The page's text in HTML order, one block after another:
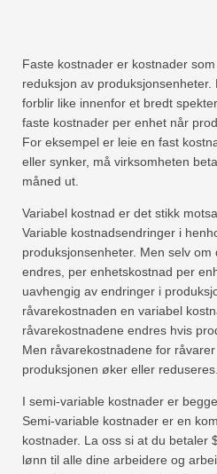
Faste kostnader er kostnader
reduksjon av
forblir like innenfor et bredt
faste kostnader per enhet når
For eksempel er leie en fast
eller synker, må virksomheten
måned ut.
Variabel kostnad er det stikk
Variable kostnadsendringer i
produksjonsenheter. Men selv
endres, per enhetskostnad per
uavhengig av endringer i
råvarekostnaden en variabel
råvarekostnadene endres hvis
Men råvarekostnadene for
produksjonen øker eller reduseres.
I semi-variable kostnader er
Semi-variable kostnader er en
kostnader. La oss si at du betaler
lønn til alle dine arbeidere og